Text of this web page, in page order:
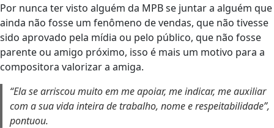
Por nunca ter visto alguém da MPB se juntar a alguém que
ainda não fosse um fenômeno de vendas, que não tivesse
sido aprovado pela mídia ou pelo público, que não fosse
parente ou amigo próximo, isso é mais um motivo para a
compositora valorizar a amiga.
“Ela se arriscou muito em me apoiar, me indicar, me auxiliar
com a sua vida inteira de trabalho, nome e respeitabilidade”,
pontuou.